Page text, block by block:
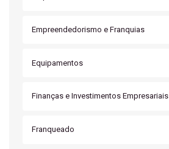
Empreendedorismo e Franquias
Equipamentos
Finanças e Investimentos Empresariais
Franqueado